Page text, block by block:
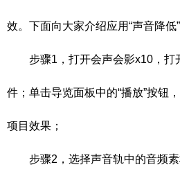
效。下面向大家介绍应用“声音降低
步骤1，打开会声会影x10，打
件；单击导览面板中的“播放”按钮
项目效果；
步骤2，选择声音轨中的音频